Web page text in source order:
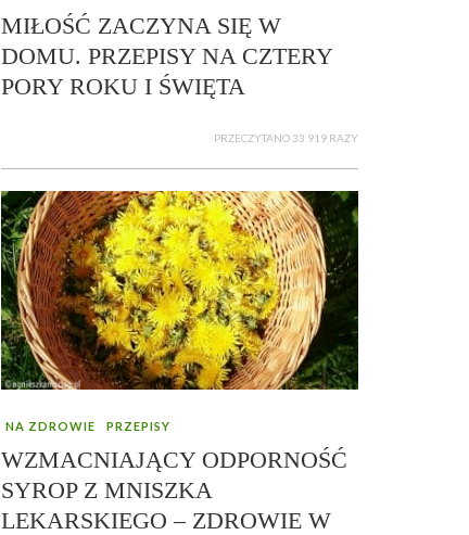
MIŁOŚĆ ZACZYNA SIĘ W
DOMU. PRZEPISY NA CZTERY
PORY ROKU I ŚWIĘTA
PRZECZYTANO 33 919 RAZY
NA ZDROWIE PRZEPISY
WZMACNIAJĄCY ODPORNOŚĆ
SYROP Z MNISZKA
LEKARSKIEGO – ZDROWIE W